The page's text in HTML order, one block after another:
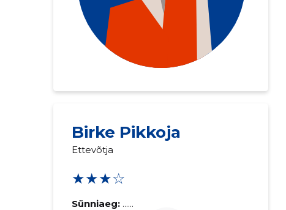
Birke Pikkoja
Ettevõtja
★★★☆
Sünniaeg: ......